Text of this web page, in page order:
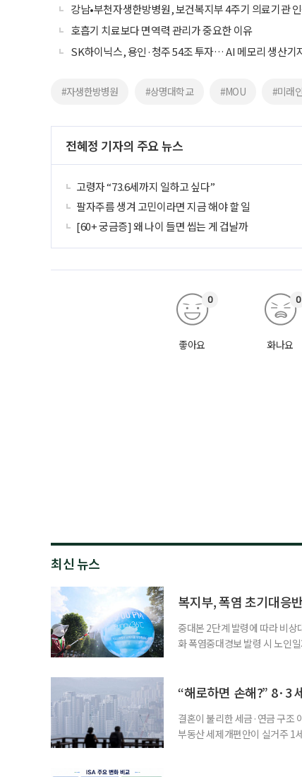
강남•부천자생한방병원, 보건복지부 4주기 의료기관
호흡기 치료보다 면역력 관리가 중요한 이유
SK하이닉스, 용인·청주 54조 투자… AI 메모리 생산기
#자생한방병원 #상명대학교 #MOU #미래
전혜정 기자의 주요 뉴스
고령자 “73.6세까지 일하고 싶다”
팔자주름 생겨 고민이라면 지금 해야 할 일
[60+ 궁금증] 왜 나이 들면 씹는 게 겁날까
좋아요
0
화나요
0
최신 뉴스
복지부, 폭염 초기대응
중대본 2단계 발령에 따라 비
화 폭염중대경보 발령 시 노인
책본부(중대본) 2단계(심각)가
“해로하면 손해?” 8·3
결혼이 불리한 세금·연금 구조
부동산 세제개편안이 실거주 1